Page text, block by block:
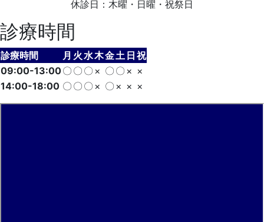
休診日：木曜・日曜・祝祭日
診療時間
診療時間 月 火 水木金土 日 祝
09:00-13:00〇 〇 〇 × 〇 〇 × ×
14:00-18:00 〇 〇 〇 × 〇 × × ×